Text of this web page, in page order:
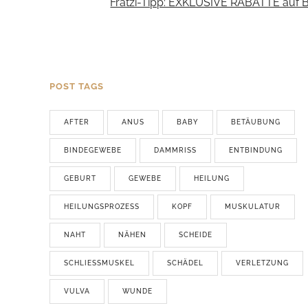
POST TAGS
AFTER ANUS BABY BETÄUBUNG
BINDEGEWEBE DAMMRISS ENTBINDUNG
GEBURT GEWEBE HEILUNG
HEILUNGSPROZESS KOPF MUSKULATUR
NAHT NÄHEN SCHEIDE
SCHLIESSMUSKEL SCHÄDEL VERLETZUNG
VULVA WUNDE